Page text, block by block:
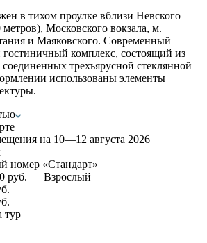
в тихом проулке вблизи Невского
метров), Московского вокзала, м.
и Маяковского. Современный
комплекс, состоящий из
соединенных трехъярусной стеклянной
использованы элементы
на 10—12 августа 2026
номер «Стандарт»
руб. — Взрослый
тур